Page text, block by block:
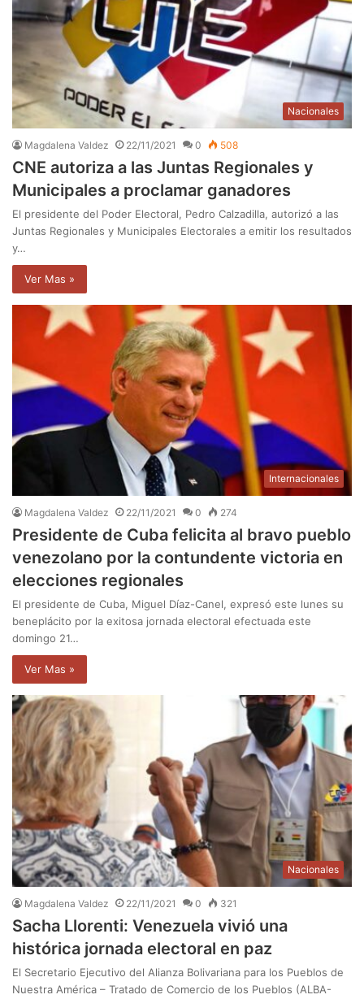
Nacionales
Magdalena Valdez 22/11/2021 0 508
CNE autoriza a las Juntas Regionales y
Municipales a proclamar ganadores
El presidente del Poder Electoral, Pedro Calzadilla, autorizó a las
Juntas Regionales y Municipales Electorales a emitir los resultados
y…
Ver Mas »
Internacionales
Magdalena Valdez 22/11/2021 0 274
Presidente de Cuba felicita al bravo pueblo
venezolano por la contundente victoria en
elecciones regionales
El presidente de Cuba, Miguel Díaz-Canel, expresó este lunes su
beneplácito por la exitosa jornada electoral efectuada este
domingo 21…
Ver Mas »
Nacionales
Magdalena Valdez 22/11/2021 0 321
Sacha Llorenti: Venezuela vivió una
histórica jornada electoral en paz
El Secretario Ejecutivo del Alianza Bolivariana para los Pueblos de
Nuestra América – Tratado de Comercio de los Pueblos (ALBA-